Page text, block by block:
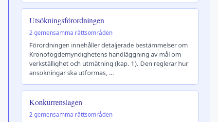
Utsökningsförordningen
2 gemensamma rättsområden
Förordningen innehåller detaljerade bestämmelser om
Kronofogdemyndighetens handläggning av mål om
verkställighet och utmätning (kap. 1). Den reglerar hur
ansökningar ska utformas, …
Konkurrenslagen
2 gemensamma rättsområden